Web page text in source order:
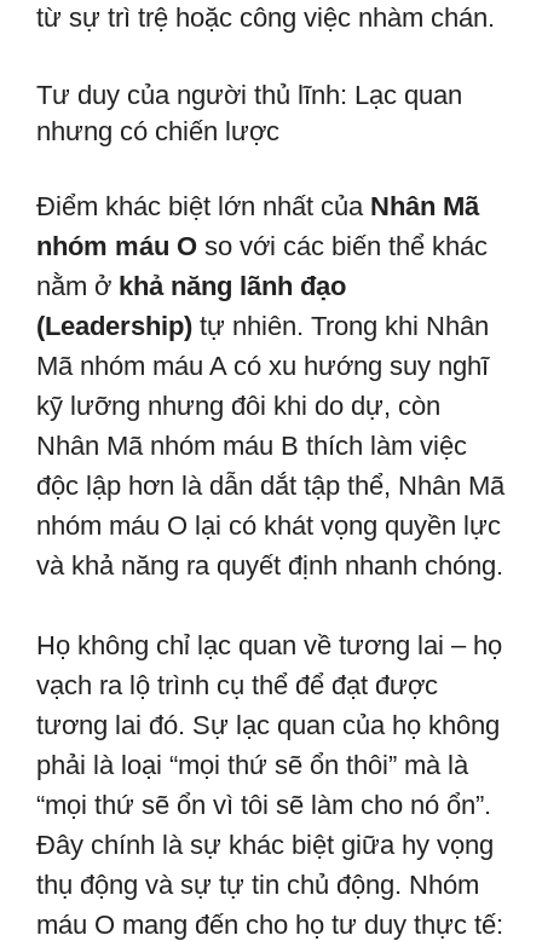
từ sự trì trệ hoặc công việc nhàm chán.
Tư duy của người thủ lĩnh: Lạc quan
nhưng có chiến lược
Điểm khác biệt lớn nhất của Nhân Mã
nhóm máu O so với các biến thể khác
nằm ở khả năng lãnh đạo
(Leadership) tự nhiên. Trong khi Nhân
Mã nhóm máu A có xu hướng suy nghĩ
kỹ lưỡng nhưng đôi khi do dự, còn
Nhân Mã nhóm máu B thích làm việc
độc lập hơn là dẫn dắt tập thể, Nhân Mã
nhóm máu O lại có khát vọng quyền lực
và khả năng ra quyết định nhanh chóng.
Họ không chỉ lạc quan về tương lai – họ
vạch ra lộ trình cụ thể để đạt được
tương lai đó. Sự lạc quan của họ không
phải là loại “mọi thứ sẽ ổn thôi” mà là
“mọi thứ sẽ ổn vì tôi sẽ làm cho nó ổn”.
Đây chính là sự khác biệt giữa hy vọng
thụ động và sự tự tin chủ động. Nhóm
máu O mang đến cho họ tư duy thực tế: